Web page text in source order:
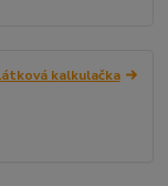
kalkulačka